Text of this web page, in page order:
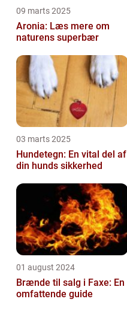
09 marts 2025
Aronia: Læs mere om
naturens superbær
03 marts 2025
Hundetegn: En vital del af
din hunds sikkerhed
01 august 2024
Brænde til salg i Faxe: En
omfattende guide